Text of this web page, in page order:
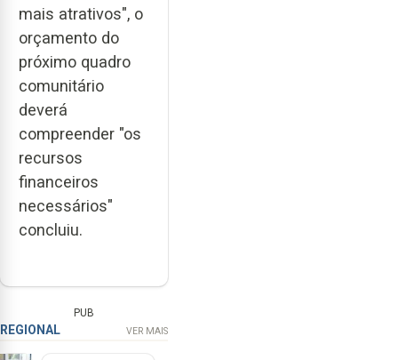
mais atrativos", o
orçamento do
próximo quadro
comunitário
deverá
compreender "os
recursos
financeiros
necessários"
concluiu.
PUB
REGIONAL VER MAIS